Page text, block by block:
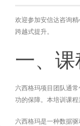
欢迎参加安信达咨询
跨越式提升。
一、
六西格玛项目团队通
功的保障。本培训课
六西格玛是一种数据